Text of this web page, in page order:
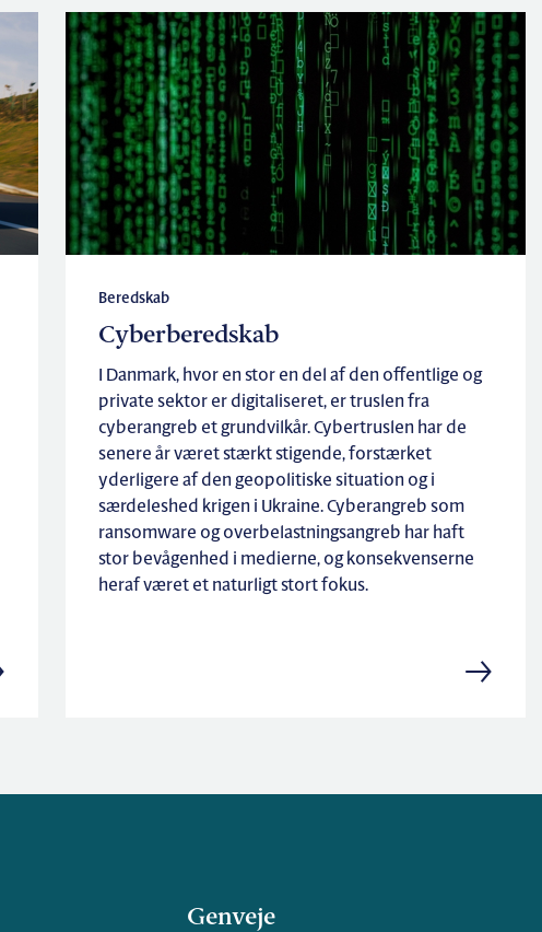
Beredskab
Cyberberedskab
I Danmark, hvor en stor en del af den offentlige og
private sektor er digitaliseret, er truslen fra
cyberangreb et grundvilkår. Cybertruslen har de
senere år været stærkt stigende, forstærket
yderligere af den geopolitiske situation og i
særdeleshed krigen i Ukraine. Cyberangreb som
ransomware og overbelastningsangreb har haft
stor bevågenhed i medierne, og konsekvenserne
heraf været et naturligt stort fokus.
Genveje